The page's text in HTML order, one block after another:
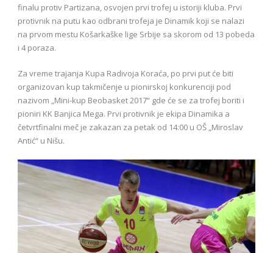
finalu protiv Partizana, osvojen prvi trofej u istoriji kluba. Prvi
protivnik na putu kao odbrani trofeja je Dinamik koji se nalazi
na prvom mestu Košarkaške lige Srbije sa skorom od 13 pobeda
i 4 poraza.
Za vreme trajanja Kupa Radivoja Koraća, po prvi put će biti
organizovan kup takmičenje u pionirskoj konkurenciji pod
nazivom „Mini-kup Beobasket 2017“ gde će se za trofej boriti i
pioniri KK Banjica Mega. Prvi protivnik je ekipa Dinamika a
četvrtfinalni meč je zakazan za petak od 14:00 u OŠ „Miroslav
Antić“ u Nišu.